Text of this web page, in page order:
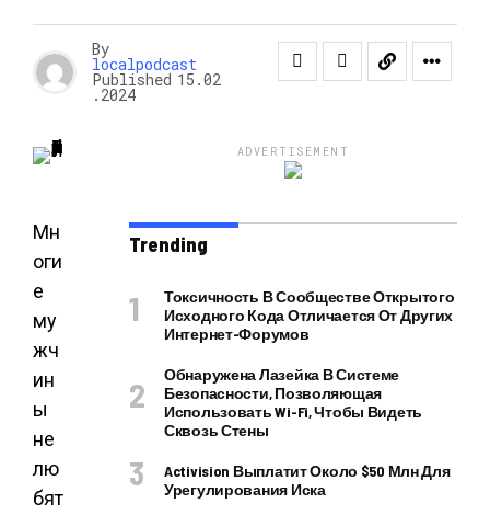
By
localpodcast
Published 15.02
.2024
Мн
оги
е
му
жч
ин
ы
не
лю
бят
ADVERTISEMENT
Trending
Токсичность В Сообществе Открытого
Исходного Кода Отличается От Других
Интернет-Форумов
Обнаружена Лазейка В Системе
Безопасности, Позволяющая
Использовать Wi-Fi, Чтобы Видеть
Сквозь Стены
Activision Выплатит Около $50 Млн Для
Урегулирования Иска